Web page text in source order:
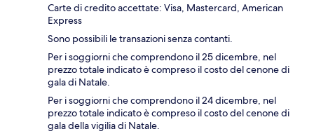
Carte di credito accettate: Visa, Mastercard, American
Express
Sono possibili le transazioni senza contanti.
Per i soggiorni che comprendono il 25 dicembre, nel
prezzo totale indicato è compreso il costo del cenone di
gala di Natale.
Per i soggiorni che comprendono il 24 dicembre, nel
prezzo totale indicato è compreso il costo del cenone di
gala della vigilia di Natale.